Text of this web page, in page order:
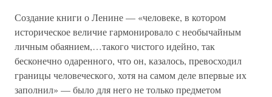
Создание книги о Ленине — «человеке, в котором
историческое величие гармонировало с необычайным
личным обаянием,…такого чистого идейно, так
бесконечно одаренного, что он, казалось, превосходил
границы человеческого, хотя на самом деле впервые их
заполнил» — было для него не только предметом